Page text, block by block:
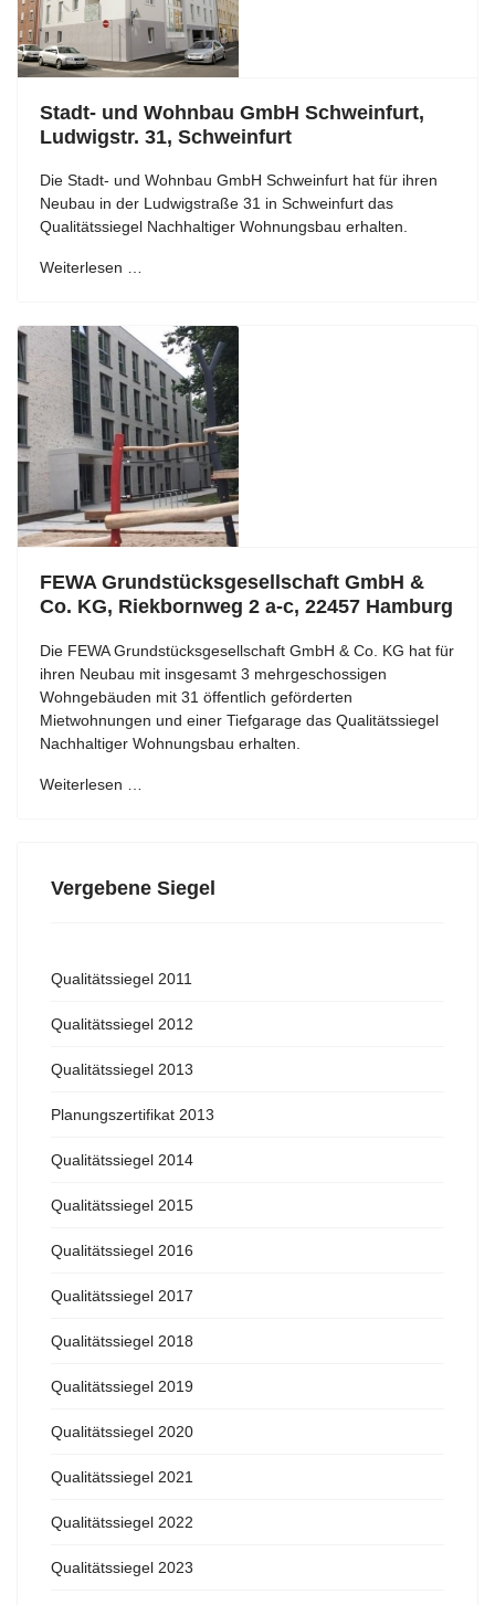
Stadt- und Wohnbau GmbH Schweinfurt,
Ludwigstr. 31, Schweinfurt
Die Stadt- und Wohnbau GmbH Schweinfurt hat für ihren
Neubau in der Ludwigstraße 31 in Schweinfurt das
Qualitätssiegel Nachhaltiger Wohnungsbau erhalten.
Weiterlesen …
FEWA Grundstücksgesellschaft GmbH &
Co. KG, Riekbornweg 2 a-c, 22457 Hamburg
Die FEWA Grundstücksgesellschaft GmbH & Co. KG hat für
ihren Neubau mit insgesamt 3 mehrgeschossigen
Wohngebäuden mit 31 öffentlich geförderten
Mietwohnungen und einer Tiefgarage das Qualitätssiegel
Nachhaltiger Wohnungsbau erhalten.
Weiterlesen …
Vergebene Siegel
Qualitätssiegel 2011
Qualitätssiegel 2012
Qualitätssiegel 2013
Planungszertifikat 2013
Qualitätssiegel 2014
Qualitätssiegel 2015
Qualitätssiegel 2016
Qualitätssiegel 2017
Qualitätssiegel 2018
Qualitätssiegel 2019
Qualitätssiegel 2020
Qualitätssiegel 2021
Qualitätssiegel 2022
Qualitätssiegel 2023